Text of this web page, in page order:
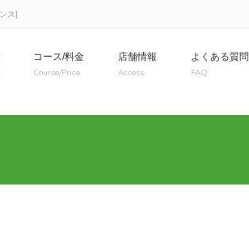
ス]
コース/料金
Course/Price
店舗情報
Access
よくある質問
FAQ